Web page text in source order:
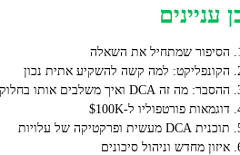
עניינים
הסיפור שמתחיל את השאלה
הקונפליקט: למה קשה להשקיע אתית נכון
ההסבר: מה זה DCA ואיך משלבים אותו בחלוקת נכסים אתית
דוגמאות פורטפוליו ל‑$100K
תוכנית DCA מעשית ופרקטיקה של עלויות
איזון מחדש וניהול סיכונים